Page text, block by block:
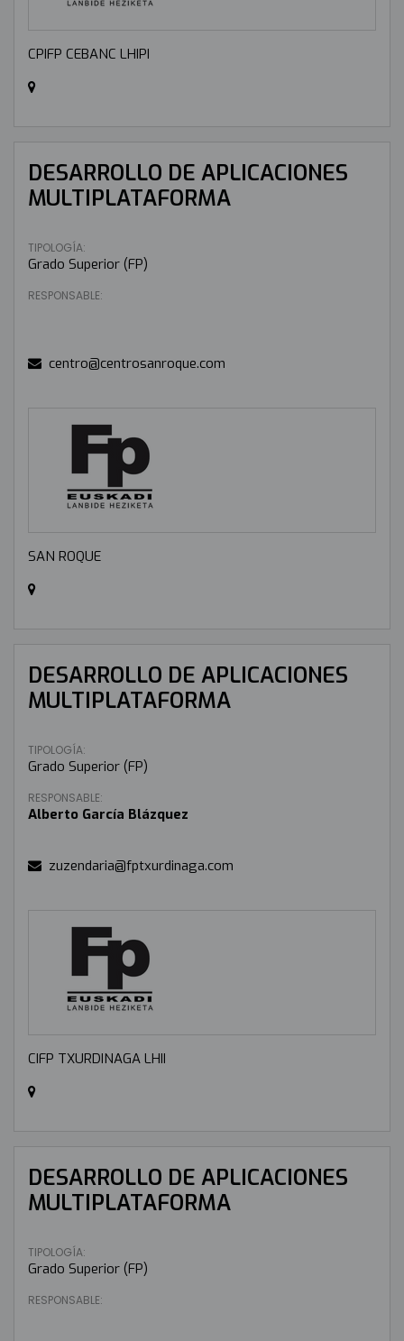
CPIFP CEBANC LHIPI
DESARROLLO DE APLICACIONES
MULTIPLATAFORMA
TIPOLOGÍA:
Grado Superior (FP)
RESPONSABLE:
centro@centrosanroque.com
SAN ROQUE
DESARROLLO DE APLICACIONES
MULTIPLATAFORMA
TIPOLOGÍA:
Grado Superior (FP)
RESPONSABLE:
Alberto García Blázquez
zuzendaria@fptxurdinaga.com
CIFP TXURDINAGA LHII
DESARROLLO DE APLICACIONES
MULTIPLATAFORMA
TIPOLOGÍA:
Grado Superior (FP)
RESPONSABLE: